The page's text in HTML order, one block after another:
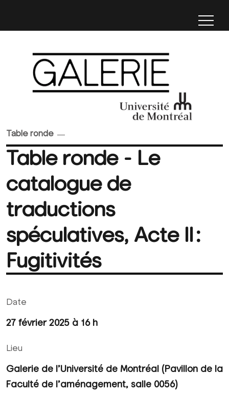
Table ronde
Table ronde - Le
catalogue de
traductions
spéculatives, Acte II :
Fugitivités
Date
27 février 2025 à 16 h
Lieu
Galerie de l’Université de Montréal (Pavillon de la
Faculté de l’aménagement, salle 0056)